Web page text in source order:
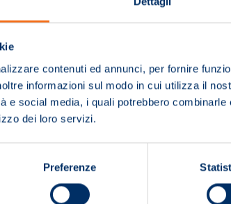
contenuti ed annunci, per fornire
informazioni sul modo in cui utilizza il
e social media, i quali potrebbero
dei loro servizi.
Preferenze